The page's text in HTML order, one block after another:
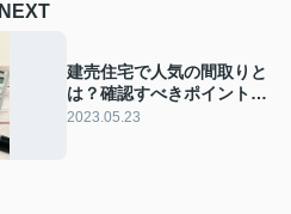
NEXT
建売住宅で人気の間取りと
は？確認すべきポイントや
変更の可否も解説
2023.05.23